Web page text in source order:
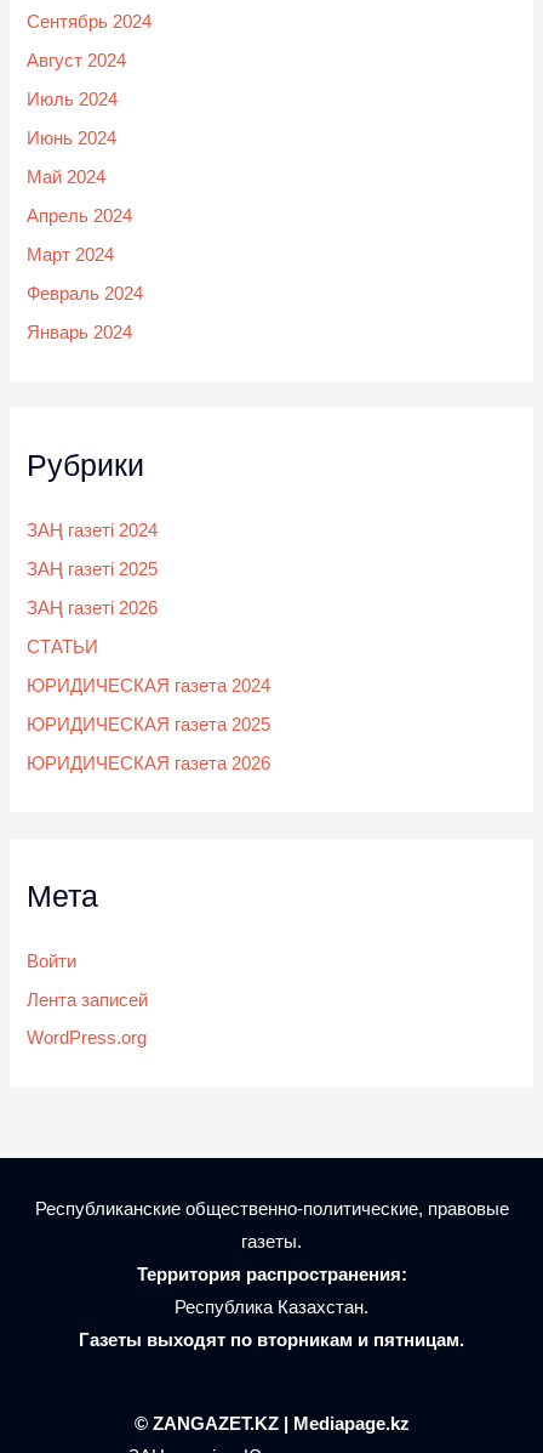
Сентябрь 2024
Август 2024
Июль 2024
Июнь 2024
Май 2024
Апрель 2024
Март 2024
Февраль 2024
Январь 2024
Рубрики
ЗАҢ газеті 2024
ЗАҢ газеті 2025
ЗАҢ газеті 2026
СТАТЬИ
ЮРИДИЧЕСКАЯ газета 2024
ЮРИДИЧЕСКАЯ газета 2025
ЮРИДИЧЕСКАЯ газета 2026
Мета
Войти
Лента записей
WordPress.org
Республиканские общественно-политические, правовые
газеты.
Территория распространения:
Республика Казахстан.
Газеты выходят по вторникам и пятницам.
© ZANGAZET.KZ | Mediapage.kz